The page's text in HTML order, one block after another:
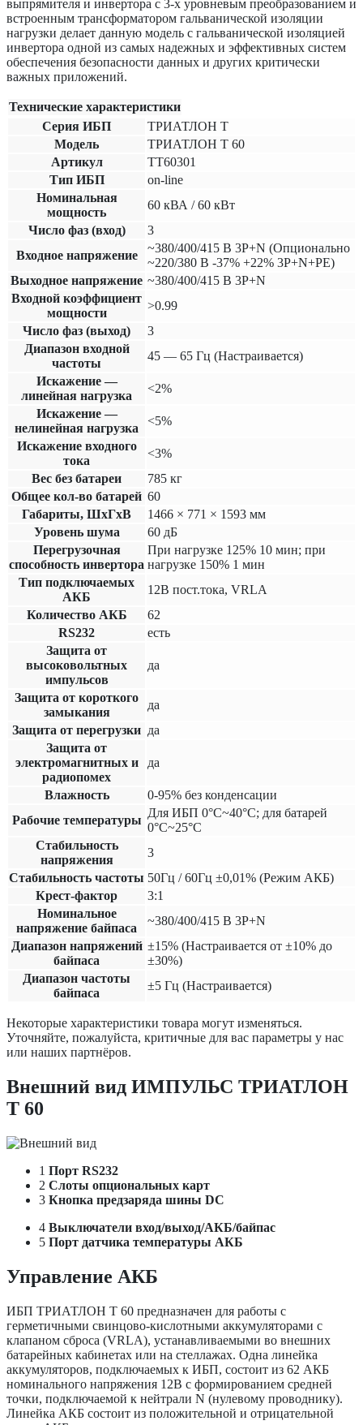
выпрямителя и инвертора с 3-х уровневым преобразованием и
встроенным трансформатором гальванической изоляции
нагрузки делает данную модель с гальванической изоляцией
инвертора одной из самых надежных и эффективных систем
обеспечения безопасности данных и других критически
важных приложений.
Технические характеристики
Серия ИБП
ТРИАТЛОН Т
Модель
ТРИАТЛОН Т 60
Артикул
TT60301
Тип ИБП
on-line
Номинальная
мощность
60 кВА / 60 кВт
Число фаз (вход)
3
Входное напряжение
~380/400/415 В 3P+N (Опционально
~220/380 В -37% +22% 3P+N+PE)
Выходное напряжение ~380/400/415 В 3P+N
Входной коэффициент
мощности
>0.99
Число фаз (выход)
3
Диапазон входной
частоты
45 — 65 Гц (Настраивается)
Искажение —
линейная нагрузка
<2%
Искажение —
нелинейная нагрузка
<5%
Искажение входного
тока
<3%
Вес без батареи
785 кг
Общее кол-во батарей 60
Габариты, ШхГхВ
1466 × 771 × 1593 мм
Уровень шума
60 дБ
Перегрузочная
способность инвертора
При нагрузке 125% 10 мин; при
нагрузке 150% 1 мин
Тип подключаемых
АКБ
12В пост.тока, VRLA
Количество АКБ
62
RS232
есть
Защита от
высоковольтных
импульсов
да
Защита от короткого
замыкания
да
Защита от перегрузки да
Защита от
электромагнитных и
радиопомех
да
Влажность
0-95% без конденсации
Рабочие температуры
Для ИБП 0°C~40°C; для батарей
0°C~25°C
Cтабильность
напряжения
3
Стабильность частоты 50Гц / 60Гц ±0,01% (Режим АКБ)
Крест-фактор
3:1
Номинальное
напряжение байпаса
~380/400/415 В 3P+N
Диапазон напряжений
байпаса
±15% (Настраивается от ±10% до
±30%)
Диапазон частоты
байпаса
±5 Гц (Настраивается)
Некоторые характеристики товара могут изменяться.
Уточняйте, пожалуйста, критичные для вас параметры у нас
или наших партнёров.
Внешний вид ИМПУЛЬС ТРИАТЛОН
Т 60
1 Порт RS232
2 Слоты опциональных карт
3 Кнопка предзаряда шины DC
4 Выключатели вход/выход/АКБ/байпас
5 Порт датчика температуры АКБ
Управление АКБ
ИБП ТРИАТЛОН Т 60 предназначен для работы с
герметичными свинцово-кислотными аккумуляторами с
клапаном сброса (VRLA), устанавливаемыми во внешних
батарейных кабинетах или на стеллажах. Одна линейка
аккумуляторов, подключаемых к ИБП, состоит из 62 АКБ
номинального напряжения 12В с формированием средней
точки, подключаемой к нейтрали N (нулевому проводнику).
Линейка АКБ состоит из положительной и отрицательной